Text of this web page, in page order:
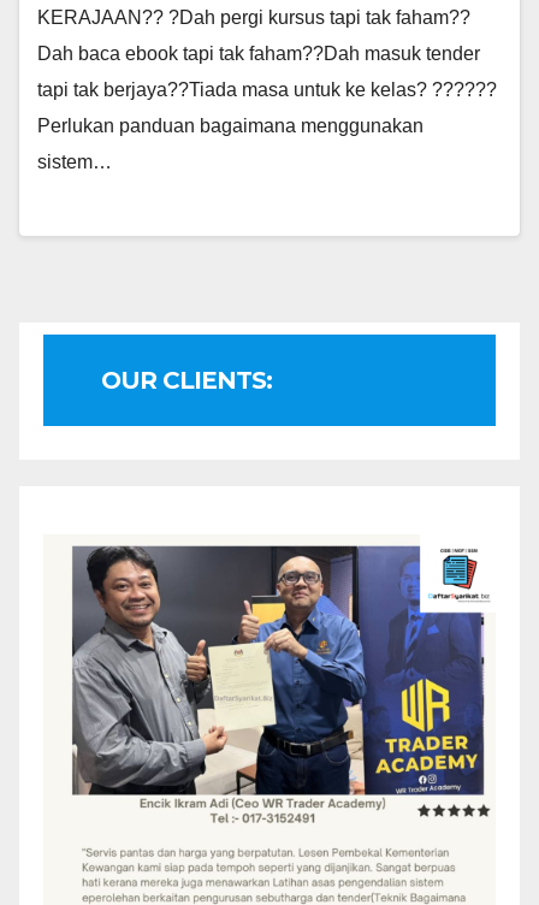
KERAJAAN?? ?Dah pergi kursus tapi tak faham??
Dah baca ebook tapi tak faham??Dah masuk tender
tapi tak berjaya??Tiada masa untuk ke kelas? ??????
Perlukan panduan bagaimana menggunakan
sistem…
OUR CLIENTS: